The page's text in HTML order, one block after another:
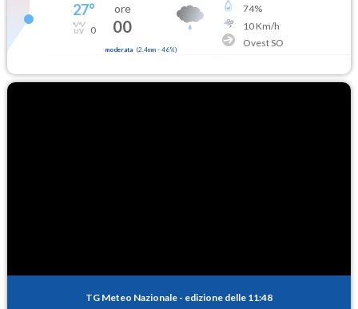
27°
0
ore
00
moderata (2.4mm- 46%)
74%
10Km/h
Ovest SO
TG Meteo Nazionale - edizione delle 11:48